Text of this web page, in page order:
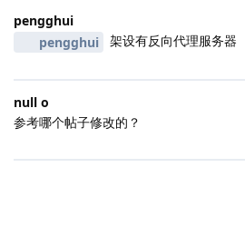
pengghui
pengghui
架设有反向代理服务器
null o
参考哪个帖子修改的？